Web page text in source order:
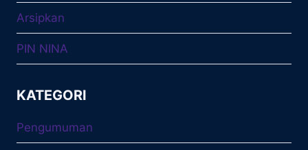
Arsipkan
PIN NINA
KATEGORI
Pengumuman